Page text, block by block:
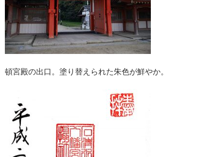
頓宮殿の出口。塗り替えられた朱色が鮮やか。